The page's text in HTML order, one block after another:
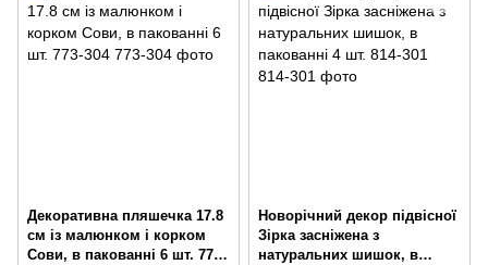
Декоративна пляшечка 17.8
см із малюнком і корком
Сови, в пакованні 6 шт. 773-
Новорічний декор підвісної
Зірка засніжена з
натуральних шишок, в